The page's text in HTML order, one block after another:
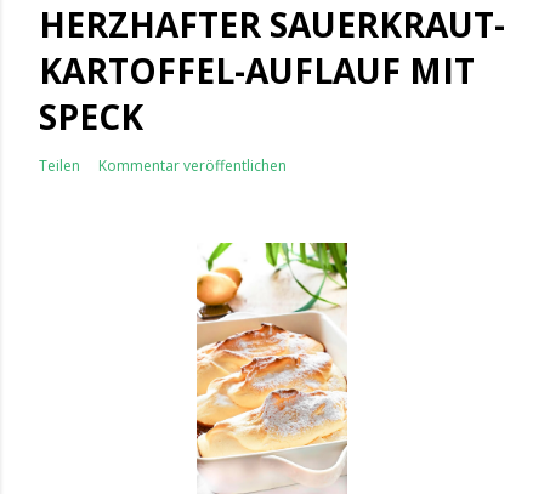
HERZHAFTER SAUERKRAUT-
KARTOFFEL-AUFLAUF MIT
SPECK
Teilen Kommentar veröffentlichen